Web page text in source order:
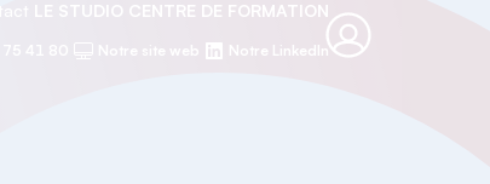
LE STUDIO CENTRE DE FORMATION
Notre site web Notre LinkedIn